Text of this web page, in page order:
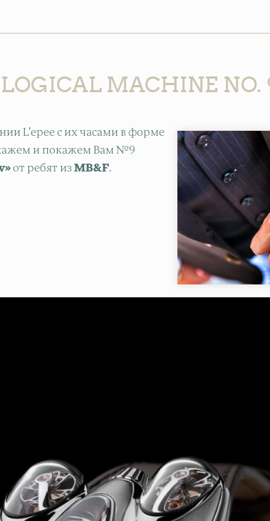
MACHINE NO.
L’epee с их часами в форме
и покажем Вам №9
от ребят из MB&F.